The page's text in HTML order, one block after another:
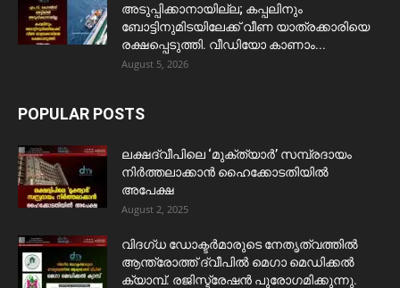
അടുപ്പിക്കാനായില്ല; കപ്പലിനും
ബോട്ടിനുമിടയിലേക്ക് വീണ യാത്രക്കാരിയെ
രക്ഷപ്പെടുത്തി. വീഡിയോ കാണാം...
August 5, 2026
POPULAR POSTS
ലക്ഷദ്വീപിലെ ‘മുക്ത്യാർ’ സമ്പ്രദായം
നിർത്തലാക്കാൻ ഹൈക്കോടതിയിൽ
അപേക്ഷ
August 2, 2025
വിദഗ്ധ ഡോക്ടർമാരുടെ നേതൃത്വത്തിൽ
ആന്ത്രോത്ത് ദ്വീപിൽ മെഗാ മെഡിക്കൽ
ക്യാമ്പ്. രജിസ്ട്രേഷൻ പുരോഗമിക്കുന്നു.